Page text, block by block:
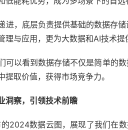
进，底层负责提供基础的数据存
理与应用，更为大数据和AI技术提
可以看到数据存储不仅是简单的
提取价值，获得市场竞争力。
洞察，引领技术前瞻
2024数据云图，展现了我们在